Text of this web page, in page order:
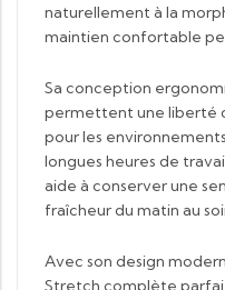
naturellement à la
maintien confortable
Sa conception
permettent une liberté
pour les
longues heures de
aide à conserver une
fraîcheur du matin au
Avec son design
Stretch complète